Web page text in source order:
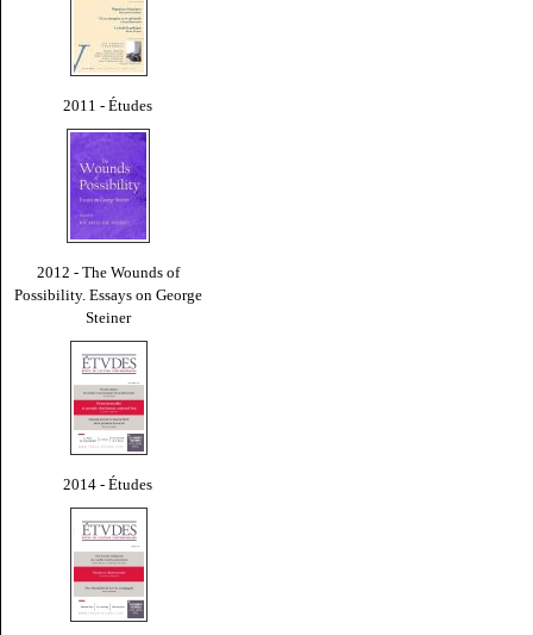
2011 - Études
2012 - The Wounds of
Possibility. Essays on George
Steiner
2014 - Études